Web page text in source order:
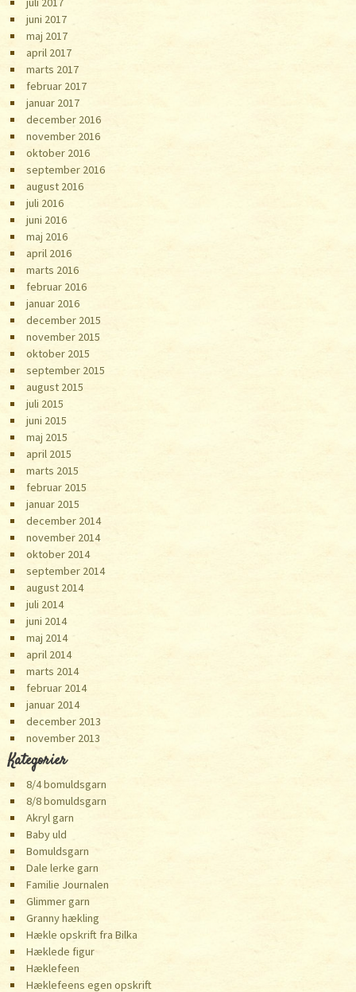
juni 2017
maj 2017
april 2017
marts 2017
februar 2017
januar 2017
december 2016
november 2016
oktober 2016
september 2016
august 2016
juli 2016
juni 2016
maj 2016
april 2016
marts 2016
februar 2016
januar 2016
december 2015
november 2015
oktober 2015
september 2015
august 2015
juli 2015
juni 2015
maj 2015
april 2015
marts 2015
februar 2015
januar 2015
december 2014
november 2014
oktober 2014
september 2014
august 2014
juli 2014
juni 2014
maj 2014
april 2014
marts 2014
februar 2014
januar 2014
december 2013
november 2013
Kategorier
8/4 bomuldsgarn
8/8 bomuldsgarn
Akryl garn
Baby uld
Bomuldsgarn
Dale lerke garn
Familie Journalen
Glimmer garn
Granny hækling
Hækle opskrift fra Bilka
Hæklede figur
Hæklefeen
Hæklefeens egen opskrift